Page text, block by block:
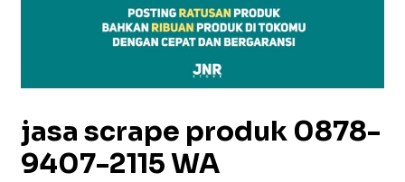
jasa scrape produk 0878-
9407-2115 WA